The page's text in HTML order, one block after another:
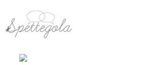
contenuto